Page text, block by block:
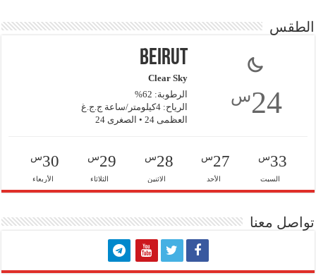
الطقس
24س
Beirut
Clear Sky
الرطوبة: 62%
الرياح: 4كيلومتر/ساعة ج.ج.غ
العظمى 24 • الصغرى 24
33س
السبت
27س
الأحد
28س
الاثنين
29س
الثلاثاء
30س
الأربعاء
تواصل معنا